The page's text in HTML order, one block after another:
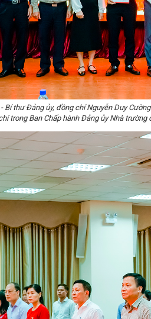
Bí thư Đảng ủy, đồng chí Nguyễn Duy
trong Ban Chấp hành Đảng ủy Nhà